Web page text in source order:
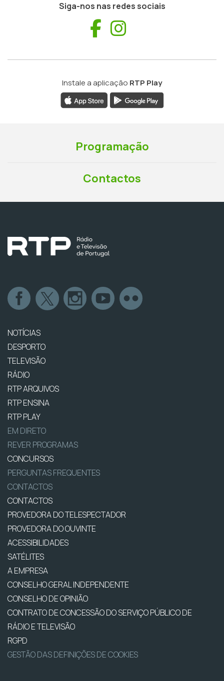
Siga-nos nas redes sociais
Facebook
Instale a aplicação RTP Play
Programação
Contactos
NOTÍCIAS
DESPORTO
TELEVISÃO
RÁDIO
RTP ARQUIVOS
RTP ENSINA
RTP PLAY
EM DIRETO
REVER PROGRAMAS
CONCURSOS
PERGUNTAS FREQUENTES
CONTACTOS
CONTACTOS
PROVEDORA DO TELESPECTADOR
PROVEDORA DO OUVINTE
ACESSIBILIDADES
SATÉLITES
A EMPRESA
CONSELHO GERAL INDEPENDENTE
CONSELHO DE OPINIÃO
CONTRATO DE CONCESSÃO DO SERVIÇO PÚBLICO DE
RÁDIO E TELEVISÃO
RGPD
GESTÃO DAS DEFINIÇÕES DE COOKIES